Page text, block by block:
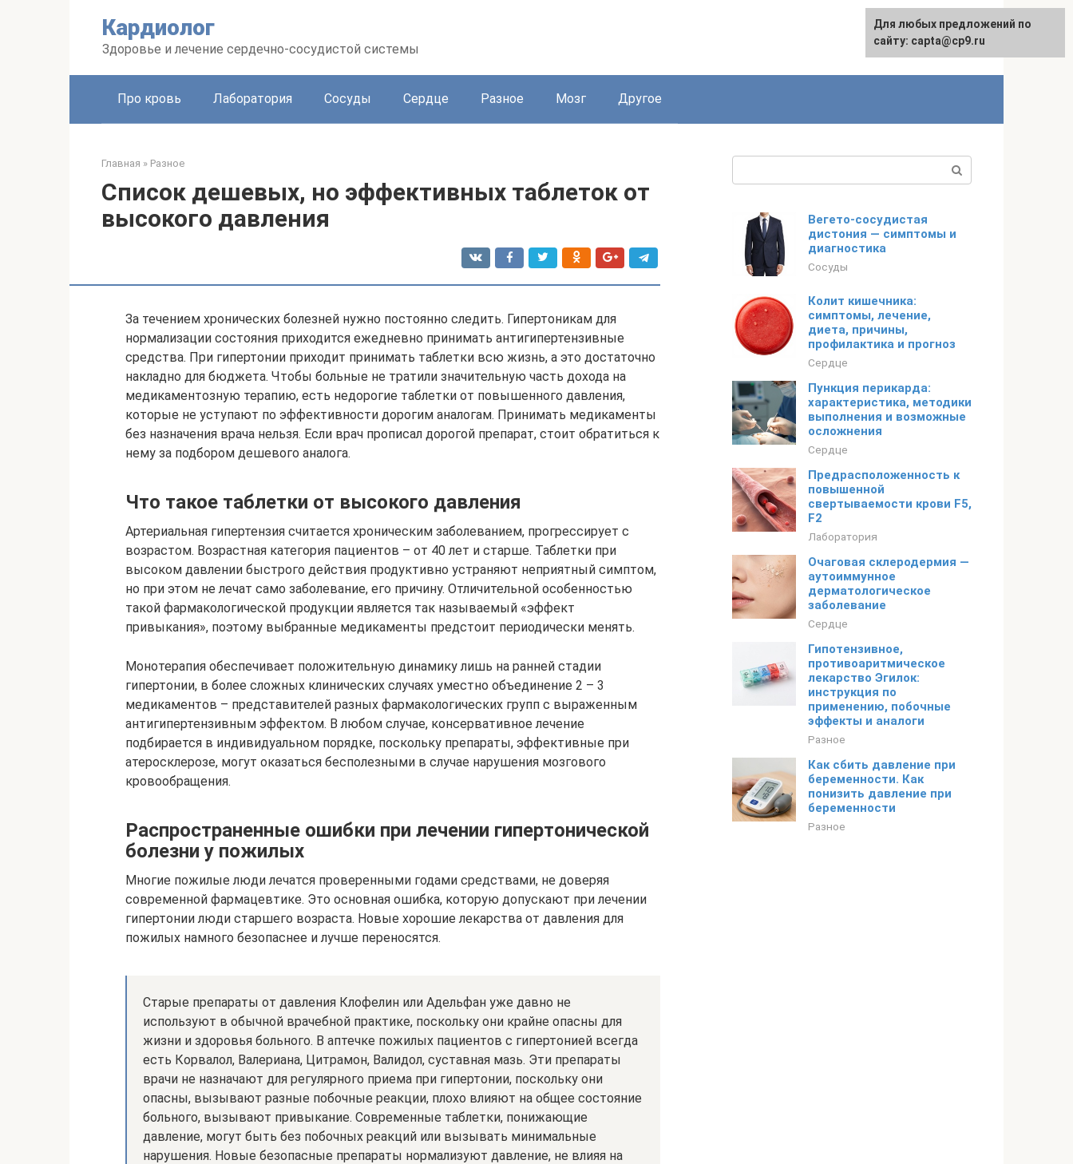
Кардиолог
Здоровье и лечение сердечно-сосудистой системы
Про кровь Лаборатория Сосуды Сердце Разное Мозг Другое
Главная » Разное
Список дешевых, но эффективных таблеток от
высокого давления
За течением хронических болезней нужно постоянно следить. Гипертоникам для
нормализации состояния приходится ежедневно принимать антигипертензивные
средства. При гипертонии приходит принимать таблетки всю жизнь, а это достаточно
накладно для бюджета. Чтобы больные не тратили значительную часть дохода на
медикаментозную терапию, есть недорогие таблетки от повышенного давления,
которые не уступают по эффективности дорогим аналогам. Принимать медикаменты
без назначения врача нельзя. Если врач прописал дорогой препарат, стоит обратиться к
нему за подбором дешевого аналога.
Что такое таблетки от высокого давления
Артериальная гипертензия считается хроническим заболеванием, прогрессирует с
возрастом. Возрастная категория пациентов – от 40 лет и старше. Таблетки при
высоком давлении быстрого действия продуктивно устраняют неприятный симптом,
но при этом не лечат само заболевание, его причину. Отличительной особенностью
такой фармакологической продукции является так называемый «эффект
привыкания», поэтому выбранные медикаменты предстоит периодически менять.
Монотерапия обеспечивает положительную динамику лишь на ранней стадии
гипертонии, в более сложных клинических случаях уместно объединение 2 – 3
медикаментов – представителей разных фармакологических групп с выраженным
антигипертензивным эффектом. В любом случае, консервативное лечение
подбирается в индивидуальном порядке, поскольку препараты, эффективные при
атеросклерозе, могут оказаться бесполезными в случае нарушения мозгового
кровообращения.
Распространенные ошибки при лечении гипертонической
болезни у пожилых
Многие пожилые люди лечатся проверенными годами средствами, не доверяя
современной фармацевтике. Это основная ошибка, которую допускают при лечении
гипертонии люди старшего возраста. Новые хорошие лекарства от давления для
пожилых намного безопаснее и лучше переносятся.
Старые препараты от давления Клофелин или Адельфан уже давно не
используют в обычной врачебной практике, поскольку они крайне опасны для
жизни и здоровья больного. В аптечке пожилых пациентов с гипертонией всегда
есть Корвалол, Валериана, Цитрамон, Валидол, суставная мазь. Эти препараты
врачи не назначают для регулярного приема при гипертонии, поскольку они
опасны, вызывают разные побочные реакции, плохо влияют на общее состояние
больного, вызывают привыкание. Современные таблетки, понижающие
давление, могут быть без побочных реакций или вызывать минимальные
нарушения. Новые безопасные препараты нормализуют давление, не влияя на
Вегето-сосудистая
дистония — симптомы и
диагностика
Сосуды
Колит кишечника:
симптомы, лечение,
диета, причины,
профилактика и прогноз
Сердце
Пункция перикарда:
характеристика, методики
выполнения и возможные
осложнения
Сердце
Предрасположенность к
повышенной
свертываемости крови F5,
F2
Лаборатория
Очаговая склеродермия —
аутоиммунное
дерматологическое
заболевание
Сердце
Гипотензивное,
противоаритмическое
лекарство Эгилок:
инструкция по
применению, побочные
эффекты и аналоги
Разное
Как сбить давление при
беременности. Как
понизить давление при
беременности
Разное
Для любых предложений по
сайту: capta@cp9.ru